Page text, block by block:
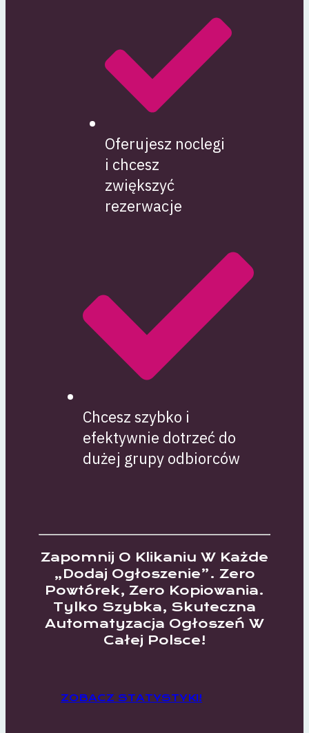
Oferujesz noclegi
i chcesz
zwiększyć
rezerwacje
Chcesz szybko i
efektywnie dotrzeć do
dużej grupy odbiorców
Zapomnij O Klikaniu W Każde
„dodaj Ogłoszenie”. Zero
Powtórek, Zero Kopiowania.
Tylko Szybka, Skuteczna
Automatyzacja Ogłoszeń W
Całej Polsce!
ZOBACZ STATYSTYKI!